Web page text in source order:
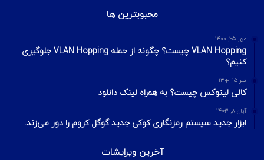
محبوبترین ها
مهر ۲۵, ۱۴۰۰
VLAN Hopping چیست؟ چگونه از حمله VLAN Hopping جلوگیری
کنیم؟
تیر ۱۵, ۱۳۹۹
کالی لینوکس چیست؟ به همراه لینک دانلود
آبان ۸, ۱۴۰۳
ابزار جدید سیستم رمزنگاری کوکی جدید گوگل کروم را دور می‌زند.
آخرین ویرایشات